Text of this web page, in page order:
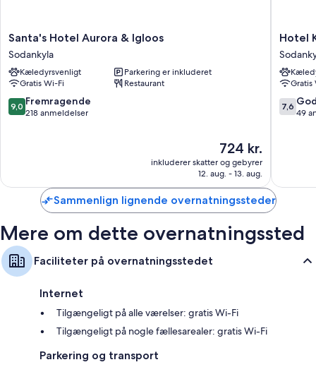
55-tommers smart-tv med streamingtjenester og digitale kanaler
Garderobe eller klædeskab, daglig rengøring og skriveborde
Santa's
Hotel
Aurora
&
Igloos
Sodankyla
Santa's Hotel Aurora & Igloos
Sodankyla
Kæledyrsvenligt
Parkering er inkluderet
Gratis Wi-Fi
Restaurant
9.0
ud
9,0 Fremragende
218 anmeldelser
Prisen
er
724 kr.
724 kr.
inkluderer skatter og gebyrer
12. aug. - 13. aug.
Hotel
Karhu
Hotel
Gratis
7.6
ud
7,6
49
Sammenlign lignende overnatningssteder
Mere om dette overnatningssted
Faciliteter på overnatningsstedet
Internet
Tilgængeligt på alle værelser: gratis Wi-Fi
Tilgængeligt på nogle fællesarealer: gratis Wi-Fi
Parkering og transport